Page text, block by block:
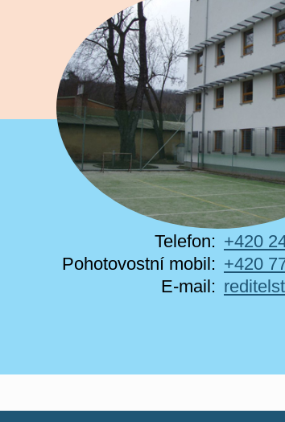
Telefon:
Pohotovostní mobil:
E-mail:
+420
+420